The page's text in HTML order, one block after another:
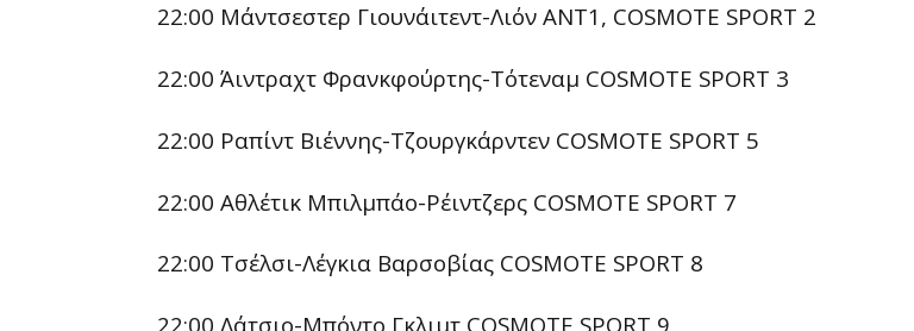
22:00 Μάντσεστερ Γιουνάιτεντ-Λιόν ANT1, COSMOTE SPORT 2
22:00 Άιντραχτ Φρανκφούρτης-Τότεναμ COSMOTE SPORT 3
22:00 Ραπίντ Βιέννης-Τζουργκάρντεν COSMOTE SPORT 5
22:00 Αθλέτικ Μπιλμπάο-Ρέιντζερς COSMOTE SPORT 7
22:00 Τσέλσι-Λέγκια Βαρσοβίας COSMOTE SPORT 8
22:00 Λάτσιο-Μπόντο Γκλιμτ COSMOTE SPORT 9